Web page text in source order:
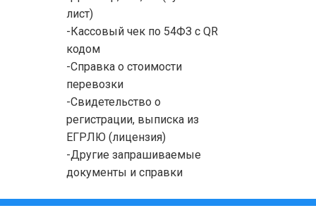
лист)
-Кассовый чек по 54ФЗ с QR
кодом
-Справка о стоимости
перевозки
-Свидетельство о
регистрации, выписка из
ЕГРЛЮ (лицензия)
-Другие запрашиваемые
документы и справки